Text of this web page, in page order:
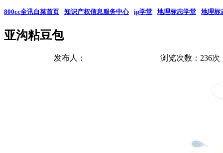
800cc全讯白菜首页 知识产权信息服务中心 ip学堂 地理标志学堂 地理标
亚沟粘豆包
发布人： 浏览次数： 236次